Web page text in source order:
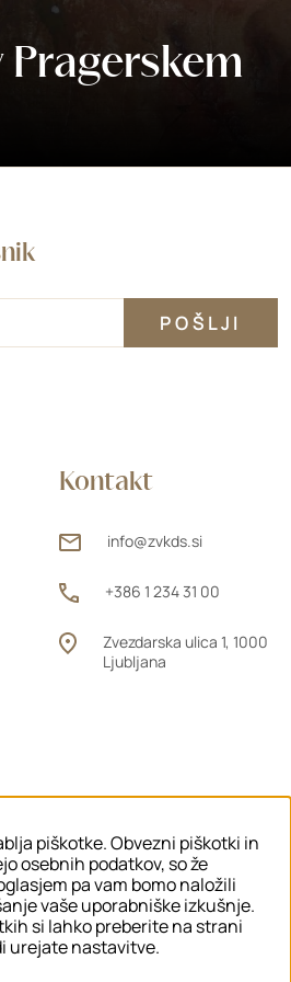
Pragerskem
Kontakt
info@zvkds.si
+386 1 234 31 00
Zvezdarska ulica 1, 1000
Ljubljana
piškotke. Obvezni piškotki in
osebnih podatkov, so že
pa vam bomo naložili
vaše uporabniške izkušnje.
si lahko preberite na strani
urejate nastavitve.